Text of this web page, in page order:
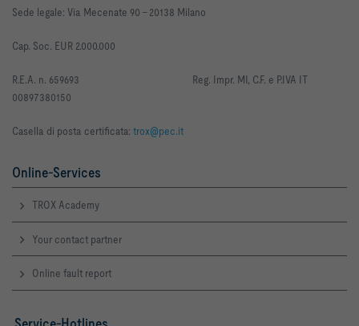
Sede legale: Via Mecenate 90 -20138 Milano
Cap. Soc. EUR 2.000.000
R.E.A. n. 659693 Reg. Impr. MI, C.F. e P.IVA IT
00897380150
Casella di posta certificata: trox@pec.it
Online-Services
TROX Academy
Your contact partner
Online fault report